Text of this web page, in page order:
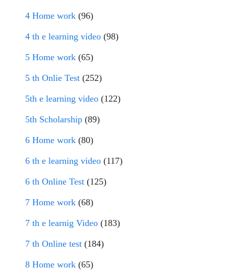
4 Home work (96)
4 th e learning video (98)
5 Home work (65)
5 th Onlie Test (252)
5th e learning video (122)
5th Scholarship (89)
6 Home work (80)
6 th e learning video (117)
6 th Online Test (125)
7 Home work (68)
7 th e learnig Video (183)
7 th Online test (184)
8 Home work (65)